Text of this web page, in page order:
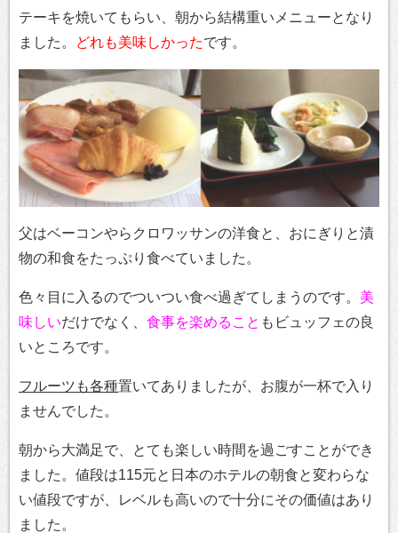
テーキを焼いてもらい、朝から結構重いメニューとなり
ました。
どれも美味しかったです。
父はベーコンやらクロワッサンの洋食と、おにぎりと漬
物の和食をたっぷり食べていました。
色々目に入るのでついつい食べ過ぎてしまうのです。 美
味しいだけでなく、 食事を楽めること もビュッフェの良
いところです。
フルーツも各種置いてありましたが、お腹が一杯で入り
ませんでした。
朝から大満足で、とても楽しい時間を過ごすことができ
ました。値段は115元と日本のホテルの朝食と変わらな
い値段ですが、レベルも高いので十分にその価値はあり
ました。